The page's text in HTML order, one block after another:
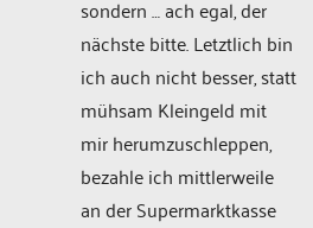
sondern … ach egal, der
nächste bitte. Letztlich bin
ich auch nicht besser, statt
mühsam Kleingeld mit
mir herumzuschleppen,
bezahle ich mittlerweile
an der Supermarktkasse